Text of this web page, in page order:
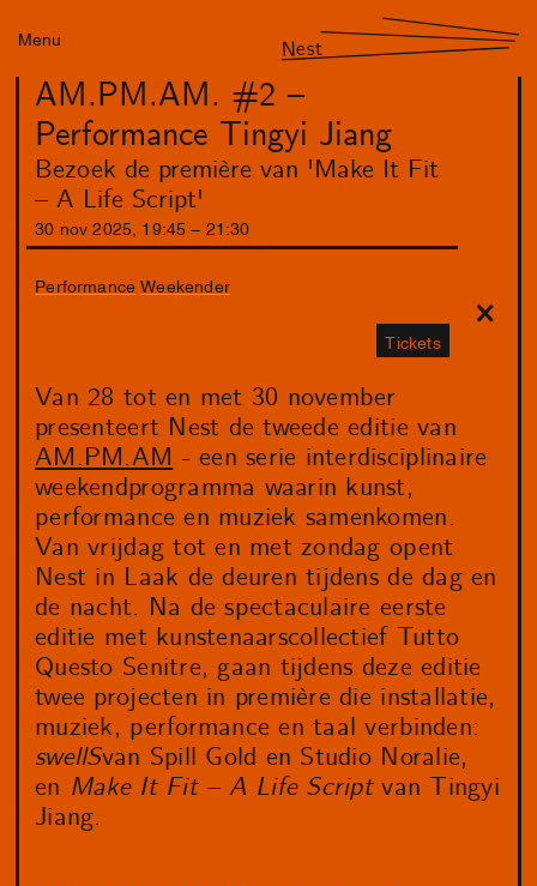
Menu Nest
AM.PM.AM. #2 –
Performance Tingyi Jiang
Bezoek de première van 'Make It Fit
– A Life Script'
30 nov 2025 19: 45 21 :30
Performance Weekender
Tickets
Van 28 tot en met 30 november
presenteert Nest de tweede editie van
AM.PM.AM - een serie interdisciplinaire
weekendprogramma waarin kunst,
performance en muziek samenkomen.
Van vrijdag tot en met zondag opent
Nest in Laak de deuren tijdens de dag en
de nacht. Na de spectaculaire eerste
editie met kunstenaarscollectief Tutto
Questo Senitre, gaan tijdens deze editie
twee projecten in première die installatie,
muziek, performance en taal verbinden:
swellSvan Spill Gold en Studio Noralie,
en Make It Fit – A Life Scriptvan Tingyi
Jiang.